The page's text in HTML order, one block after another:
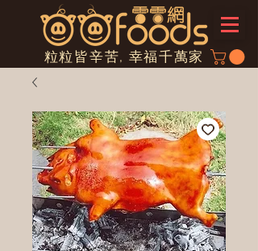
粒粒皆辛苦, 幸福千萬家